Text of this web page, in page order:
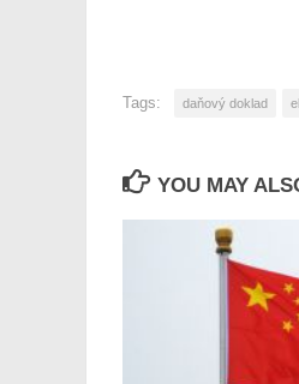
Tags: daňový doklad
YOU MAY